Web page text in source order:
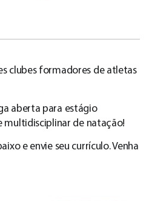
clubes formadores de atletas
aberta para estágio
multidisciplinar de natação!
e envie seu currículo. Venha